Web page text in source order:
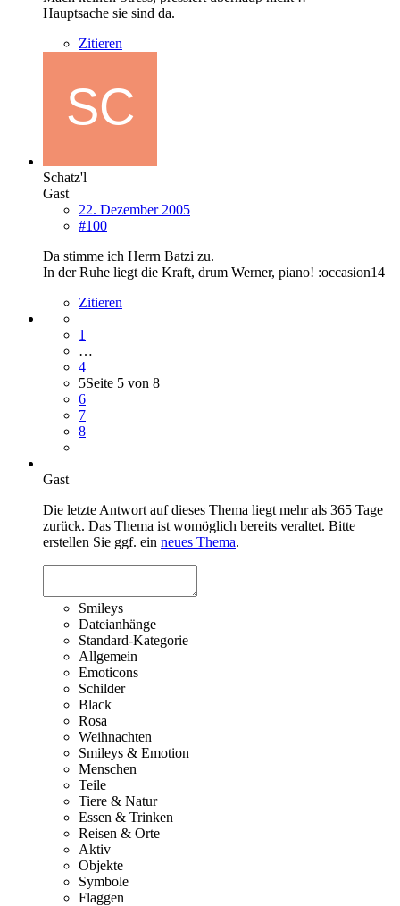
Hauptsache sie sind da.
Zitieren
Schatz'l
Gast
22. Dezember 2005
#100
Da stimme ich Herrn Batzi zu.
In der Ruhe liegt die Kraft, drum Werner, piano! :occasion14
Zitieren
1
…
4
5Seite 5 von 8
6
7
8
Gast
Die letzte Antwort auf dieses Thema liegt mehr als 365 Tage
zurück. Das Thema ist womöglich bereits veraltet. Bitte
erstellen Sie ggf. ein neues Thema.
Smileys
Dateianhänge
Standard-Kategorie
Allgemein
Emoticons
Schilder
Black
Rosa
Weihnachten
Smileys & Emotion
Menschen
Teile
Tiere & Natur
Essen & Trinken
Reisen & Orte
Aktiv
Objekte
Symbole
Flaggen